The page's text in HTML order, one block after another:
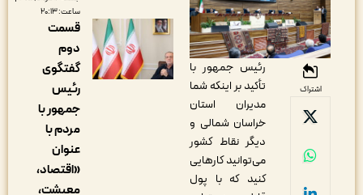
رئیس جمهور با
تأکید بر اینکه شما
مدیران استان
خراسان شمالی و
دیگر نقاط کشور
می‌توانید کارهایی
کنید که با پول
قسمت
دوم
گفتگوی
جمهور با
«اقتصاد،
معیشت،